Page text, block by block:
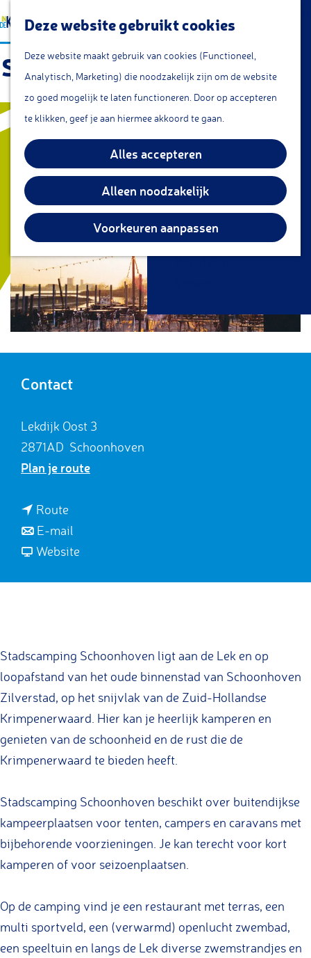
Deze website gebruikt cookies
Deze website maakt gebruik van cookies (Functioneel,
Analytisch, Marketing) die noodzakelijk zijn om de website
zo goed mogelijk te laten functioneren. Door op accepteren
te klikken, geef je aan hiermee akkoord te gaan.
Alles accepteren
Alleen noodzakelijk
Voorkeuren aanpassen
a
a
n
a
p
e
Z
e
k
e
n
e
n
u
Snacks
Cafe & Bar
Restaurants
Theetuin
IJs
Groepsarrangementen
Streekproducten
KOM DOEN
Fietsen
Stadscamping Schoonhoven
Contact
Lekdijk Oost 3
2871AD Schoonhoven
Plan je routen
c
a
m
p
i
n
S
c
h
o
n
h
o
Route
a
a
d
s
c
a
m
p
n
g
S
c
o
o
n
E-mail
a
a
d
s
c
a
m
i
n
g
S
h
o
o
Website
a
d
s
c
a
m
i
n
g
S
h
o
o
Stadscamping Schoonhoven ligt aan de Lek en op
loopafstand van het oude binnenstad van Schoonhoven
Zilverstad, op het snijvlak van de Zuid-Hollandse
Krimpenerwaard. Hier kan je heerlijk kamperen en
genieten van de schoonheid en de rust die de
Krimpenerwaard te bieden heeft.
Stadscamping Schoonhoven beschikt over buitendijkse
kampeerplaatsen voor tenten, campers en caravans met
bijbehorende voorzieningen. Je kan terecht voor kort
kamperen of voor seizoenplaatsen.
Op de camping vind je een restaurant met terras, een
multi sportveld, een (verwarmd) openlucht zwembad,
een speeltuin en langs de Lek diverse zwemstrandjes en